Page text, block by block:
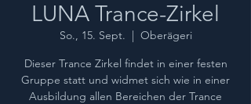
LUNA Trance-Zirkel
So., 15. Sept.
  |
Oberägeri
Dieser Trance Zirkel findet in einer festen
Gruppe statt und widmet sich wie in einer
Ausbildung allen Bereichen der Trance